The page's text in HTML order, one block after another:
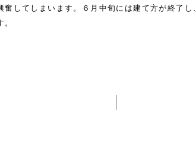
奮してしまいます。６月中旬には建て方が終了し